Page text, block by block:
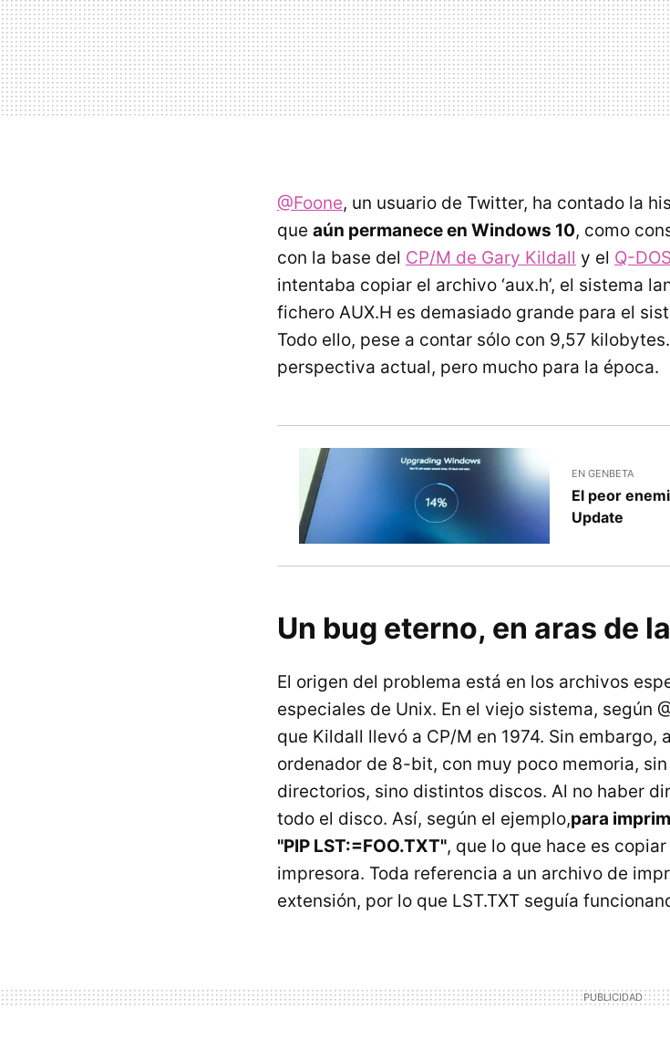
@Foone, un usuario de Twitter, ha contado la
que aún permanece en Windows 10, como
con la base del CP/M de Gary Kildall y el Q-
intentaba copiar el archivo ‘aux.h’, el sistema
fichero AUX.H es demasiado grande para el
Todo ello, pese a contar sólo con 9,57
perspectiva actual, pero mucho para la época.
EN GENBETA
El peor
Update
Un bug eterno, en aras de
El origen del problema está en los archivos
especiales de Unix. En el viejo sistema, según
que Kildall llevó a CP/M en 1974. Sin embargo,
ordenador de 8-bit, con muy poco memoria,
directorios, sino distintos discos. Al no haber
todo el disco. Así, según el ejemplo,para
"PIP LST:=FOO.TXT", que lo que hace es
impresora. Toda referencia a un archivo de
extensión, por lo que LST.TXT seguía